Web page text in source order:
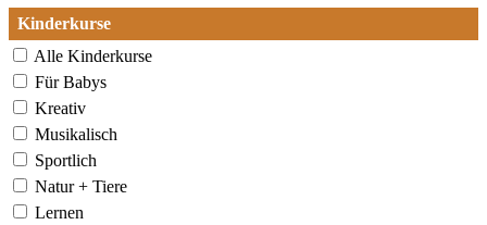
Kinderkurse
Alle Kinderkurse
Für Babys
Kreativ
Musikalisch
Sportlich
Natur + Tiere
Lernen